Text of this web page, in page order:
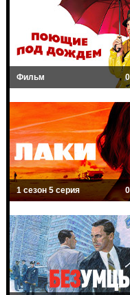
Фильм
1 сезон 5 серия